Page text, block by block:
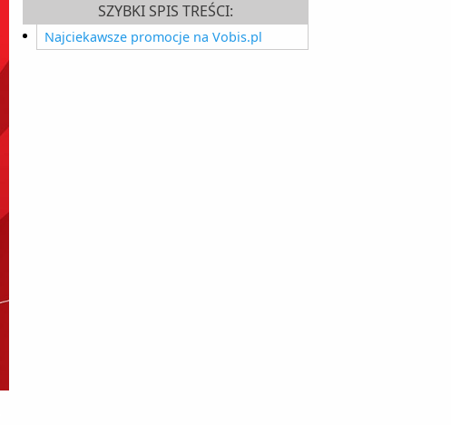
SZYBKI SPIS TREŚCI:
Najciekawsze promocje na Vobis.pl